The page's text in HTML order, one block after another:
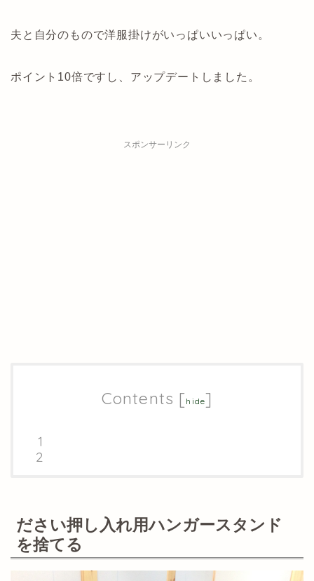
夫と自分のもので洋服掛けがいっぱいいっぱい。
ポイント10倍ですし、アップデートしました。
スポンサーリンク
Contents [ hide]
ださい押し入れ用ハンガースタンド
を捨てる